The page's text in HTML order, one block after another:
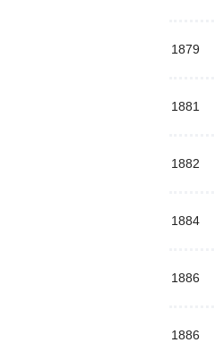
1879
1881
1882
1884
1886
1886